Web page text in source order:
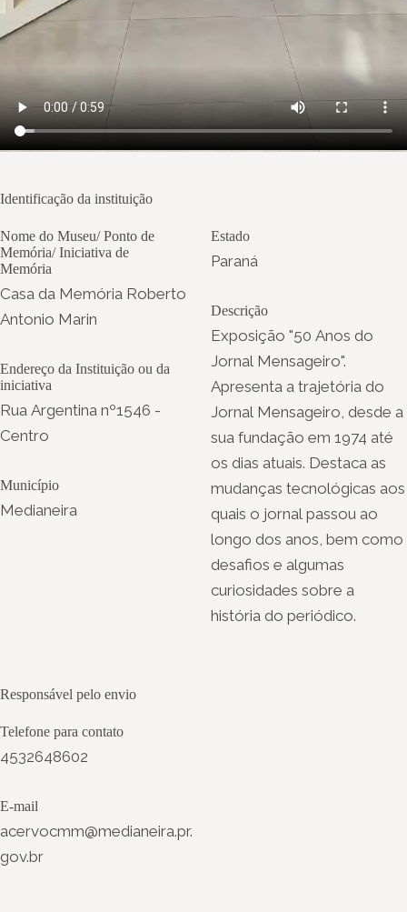
Identificação da instituição
Nome do Museu/ Ponto de
Memória/ Iniciativa de
Memória
Casa da Memória Roberto
Antonio Marin
Endereço da Instituição ou da
iniciativa
Rua Argentina nº1546 -
Centro
Município
Medianeira
Estado
Paraná
Descrição
Exposição "50 Anos do
Jornal Mensageiro".
Apresenta a trajetória do
Jornal Mensageiro, desde a
sua fundação em 1974 até
os dias atuais. Destaca as
mudanças tecnológicas aos
quais o jornal passou ao
longo dos anos, bem como
desafios e algumas
curiosidades sobre a
história do periódico.
Responsável pelo envio
Telefone para contato
4532648602
E-mail
acervocmm@medianeira.pr.
gov.br